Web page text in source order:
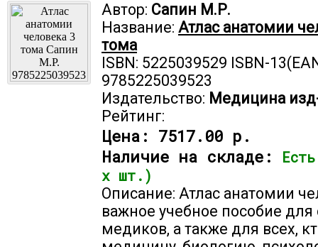
Автор: Сапин М.Р.
Название: Атлас анатомии
тома
ISBN: 5225039529 ISBN-
9785225039523
Издательство: Медицина
Рейтинг:
Цена: 7517.00 р.
Наличие на складе:
х шт.)
Описание: Атлас анатомии
важное учебное пособие для
медиков, а также для всех,